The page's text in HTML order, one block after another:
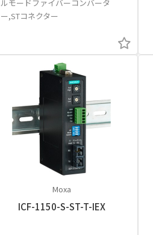
ルモードファイバーコンバータ
ー,STコネクター
Moxa
ICF-1150-S-ST-T-IEX